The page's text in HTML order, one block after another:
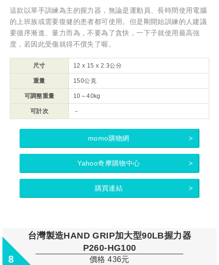
這款以單手訓練為主的握力器，無論是運動員、長時間使用電腦
的上班族或需要復健的患者都可使用。但是剛開始訓練的人建議
要循序漸進、量力而為，不要為了貪快，一下子就使用最高強
度，若因此受傷就得不償失了喔。
尺寸 12 x 15 x 2.3公分
重量 150公克
可調整重量 10～40kg
可計次 －
momo購物網
Yahoo奇摩購物中心
購買連結
8
台灣製造HAND GRIP加大型90LB握力器
P260-HG100
價格 436元